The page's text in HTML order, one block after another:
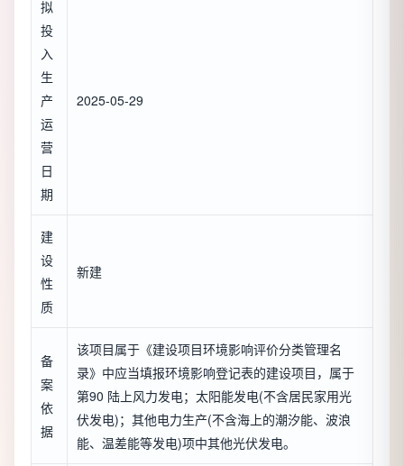
拟
投
入
生
产
运
营
日
期
2025-05-29
建
设
性
质
新建
备
案
依
据
该项目属于《建设项目环境影响评价分类管理名
录》中应当填报环境影响登记表的建设项目，属于
第90 陆上风力发电；太阳能发电(不含居民家用光
伏发电)；其他电力生产(不含海上的潮汐能、波浪
能、温差能等发电)项中其他光伏发电。